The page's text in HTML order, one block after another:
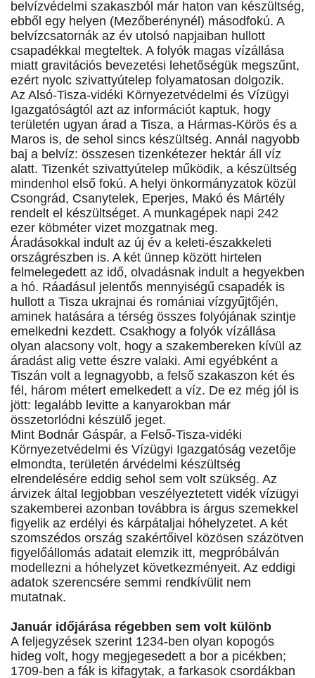
belvízvédelmi szakaszból már haton van készültség,
ebből egy helyen (Mezőberénynél) másodfokú. A
belvízcsatornák az év utolsó napjaiban hullott
csapadékkal megteltek. A folyók magas vízállása
miatt gravitációs bevezetési lehetőségük megszűnt,
ezért nyolc szivattyútelep folyamatosan dolgozik.
Az Alsó-Tisza-vidéki Környezetvédelmi és Vízügyi
Igazgatóságtól azt az információt kaptuk, hogy
területén ugyan árad a Tisza, a Hármas-Körös és a
Maros is, de sehol sincs készültség. Annál nagyobb
baj a belvíz: összesen tizenkétezer hektár áll víz
alatt. Tizenkét szivattyútelep működik, a készültség
mindenhol első fokú. A helyi önkormányzatok közül
Csongrád, Csanytelek, Eperjes, Makó és Mártély
rendelt el készültséget. A munkagépek napi 242
ezer köbméter vizet mozgatnak meg.
Áradásokkal indult az új év a keleti-északkeleti
országrészben is. A két ünnep között hirtelen
felmelegedett az idő, olvadásnak indult a hegyekben
a hó. Ráadásul jelentős mennyiségű csapadék is
hullott a Tisza ukrajnai és romániai vízgyűjtőjén,
aminek hatására a térség összes folyójának szintje
emelkedni kezdett. Csakhogy a folyók vízállása
olyan alacsony volt, hogy a szakembereken kívül az
áradást alig vette észre valaki. Ami egyébként a
Tiszán volt a legnagyobb, a felső szakaszon két és
fél, három métert emelkedett a víz. De ez még jól is
jött: legalább levitte a kanyarokban már
összetorlódni készülő jeget.
Mint Bodnár Gáspár, a Felső-Tisza-vidéki
Környezetvédelmi és Vízügyi Igazgatóság vezetője
elmondta, területén árvédelmi készültség
elrendelésére eddig sehol sem volt szükség. Az
árvizek által legjobban veszélyeztetett vidék vízügyi
szakemberei azonban továbbra is árgus szemekkel
figyelik az erdélyi és kárpátaljai hóhelyzetet. A két
szomszédos ország szakértőivel közösen százötven
figyelőállomás adatait elemzik itt, megpróbálván
modellezni a hóhelyzet következményeit. Az eddigi
adatok szerencsére semmi rendkívülit nem
mutatnak.
Január időjárása régebben sem volt különb
A feljegyzések szerint 1234-ben olyan kopogós
hideg volt, hogy megjegesedett a bor a picékben;
1709-ben a fák is kifagytak, a farkasok csordákban